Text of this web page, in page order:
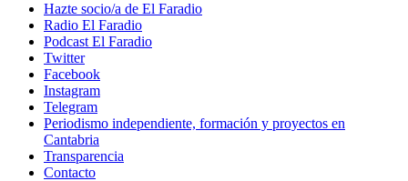
Hazte socio/a de El Faradio
Radio El Faradio
Podcast El Faradio
Twitter
Facebook
Instagram
Telegram
Periodismo independiente, formación y proyectos en
Cantabria
Transparencia
Contacto